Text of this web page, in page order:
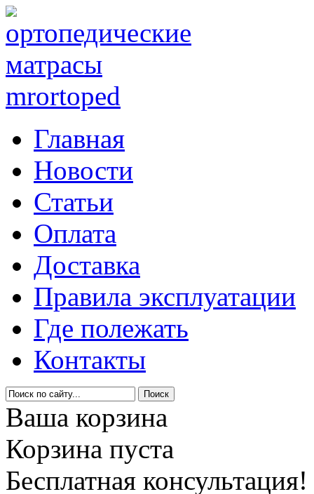
Главная
Новости
Статьи
Оплата
Доставка
Правила эксплуатации
Где полежать
Контакты
Ваша корзина
Корзина пуста
Бесплатная консультация!